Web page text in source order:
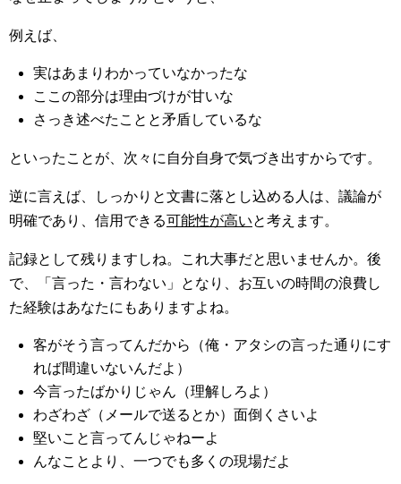
例えば、
実はあまりわかっていなかったな
ここの部分は理由づけが甘いな
さっき述べたことと矛盾しているな
といったことが、次々に自分自身で気づき出すからです。
逆に言えば、しっかりと文書に落とし込める人は、議論が
明確であり、信用できる可能性が高いと考えます。
記録として残りますしね。これ大事だと思いませんか。後
で、「言った・言わない」となり、お互いの時間の浪費し
た経験はあなたにもありますよね。
客がそう言ってんだから（俺・アタシの言った通りにす
れば間違いないんだよ）
今言ったばかりじゃん（理解しろよ）
わざわざ（メールで送るとか）面倒くさいよ
堅いこと言ってんじゃねーよ
んなことより、一つでも多くの現場だよ